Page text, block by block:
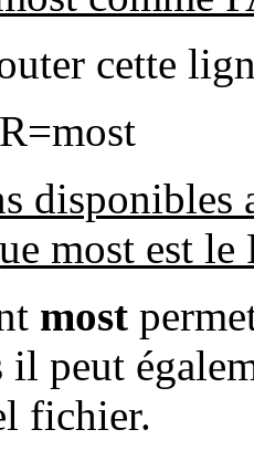
cette
disponibles
most est le
most
il peut
fichier.